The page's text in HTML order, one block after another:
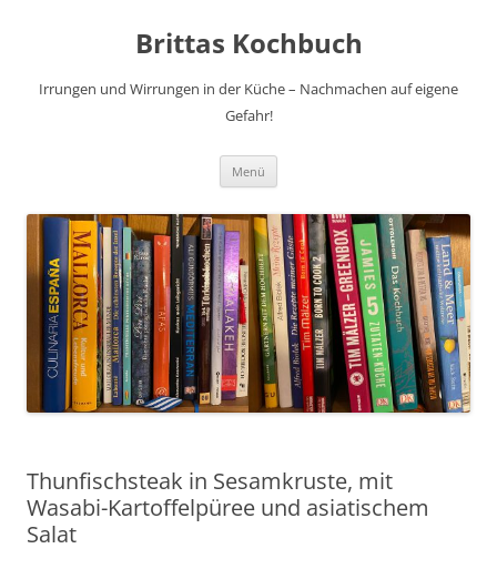
Brittas Kochbuch
Irrungen und Wirrungen in der Küche – Nachmachen auf eigene
Gefahr!
Menü
Thunfischsteak in Sesamkruste, mit
Wasabi-Kartoffelpüree und asiatischem
Salat